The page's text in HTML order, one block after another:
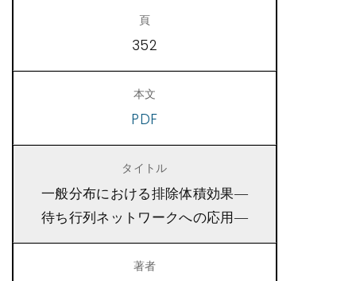
352
PDF
一般分布における排除体積効果―
待ち行列ネットワークへの応用―